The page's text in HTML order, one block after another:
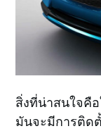
สิ่งที่น่าสนใจคือ
มันจะมีการติด